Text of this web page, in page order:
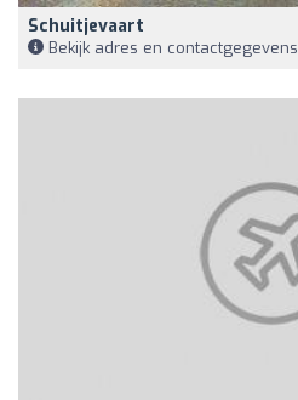
Schuitjevaart
Bekijk adres en contactgegevens